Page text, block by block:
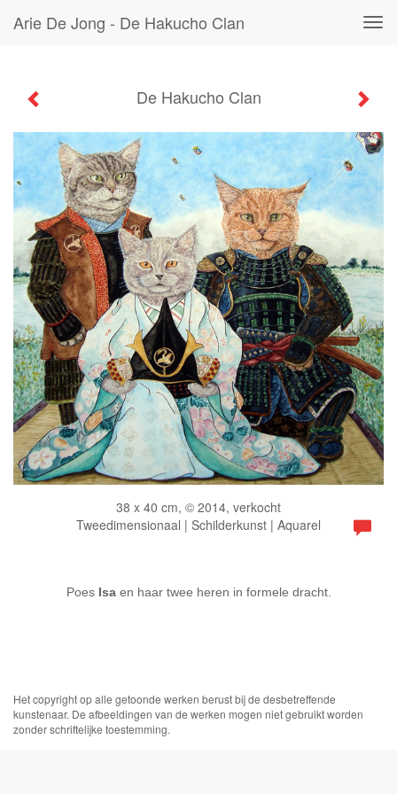
Arie De Jong - De Hakucho Clan
De Hakucho Clan
38 x 40 cm, © 2014, verkocht
Tweedimensionaal | Schilderkunst | Aquarel
PoesIsaen haar twee heren in formele dracht.
Het copyright op alle getoonde werken berust bij de desbetreffende
kunstenaar. De afbeeldingen van de werken mogen niet gebruikt worden
zonder schriftelijke toestemming.